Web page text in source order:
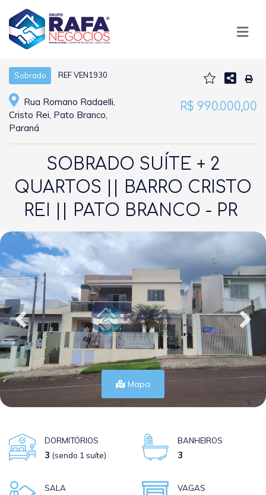
Sobrado REF VEN1930
Rua Romano Radaelli,
Cristo Rei, Pato Branco,
Paraná
R$ 990.000,00
SOBRADO SUÍTE + 2
QUARTOS || BARRO CRISTO
REI || PATO BRANCO - PR
Mapa
DORMITÓRIOS
3 (sendo 1 suíte)
BANHEIROS
3
SALA VAGAS